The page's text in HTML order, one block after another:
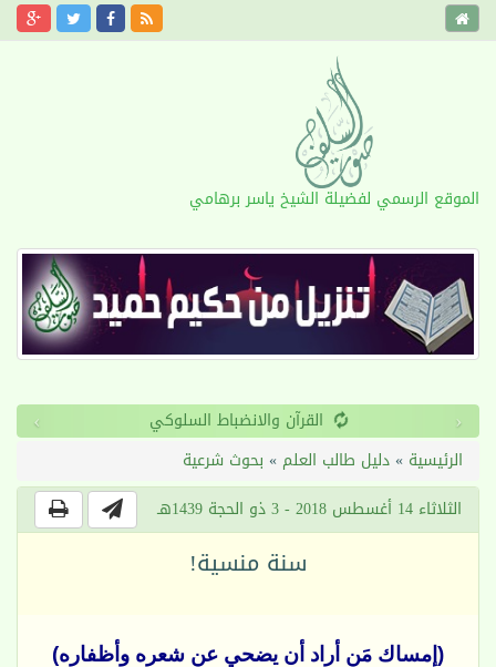
الموقع الرسمي لفضيلة الشيخ ياسر برهامي
القرآن والانضباط السلوكي ‹
›
الرئيسية »دليل طالب العلم » بحوث شرعية
الثلاثاء 14 أغسطس 2018 - 3 ذو الحجة 1439هـ
سنة منسية!
(إمساك مَن أراد أن يضحي عن شعره وأظفاره)